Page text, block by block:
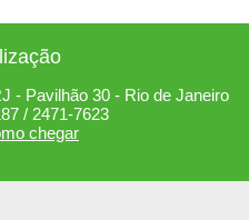
- Pavilhão 30 - Rio de Janeiro
/ 2471-7623
chegar